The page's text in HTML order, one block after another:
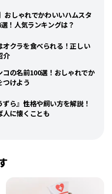
おしゃれでかわいいハムスタ
！人気ランキングは？
オクラを食べられる！正しい
介
コの名前100選！おしゃれでか
つけよう
ずら』性格や飼い方を解説！
人に懐くことも